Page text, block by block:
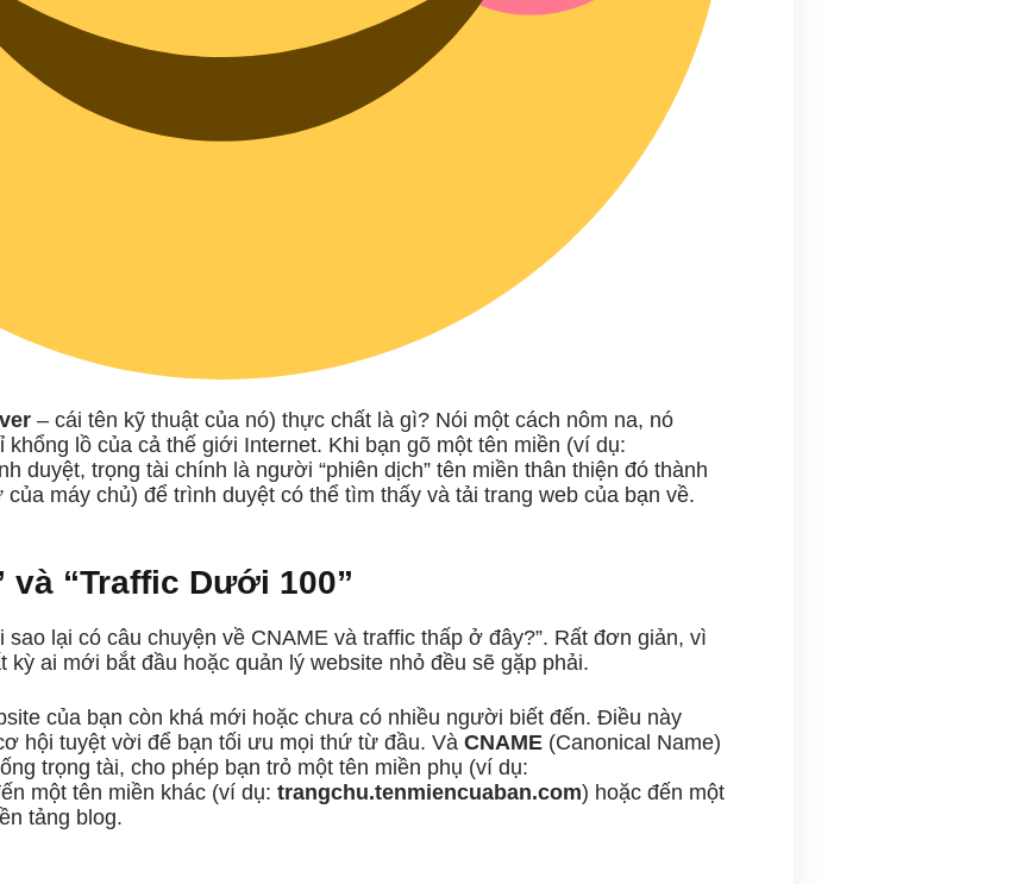
– cái tên kỹ thuật của nó) thực chất là gì? Nói một cách nôm na, nó
lồ của cả thế giới Internet. Khi bạn gõ một tên miền (ví dụ:
duyệt, trọng tài chính là người “phiên dịch” tên miền thân thiện đó thành
máy chủ) để trình duyệt có thể tìm thấy và tải trang web của bạn về.
và “Traffic Dưới 100”
sao lại có câu chuyện về CNAME và traffic thấp ở đây?”. Rất đơn giản, vì
kỳ ai mới bắt đầu hoặc quản lý website nhỏ đều sẽ gặp phải.
của bạn còn khá mới hoặc chưa có nhiều người biết đến. Điều này
hội tuyệt vời để bạn tối ưu mọi thứ từ đầu. Và CNAME (Canonical Name)
trọng tài, cho phép bạn trỏ một tên miền phụ (ví dụ:
một tên miền khác (ví dụ: trangchu.tenmiencuaban.com) hoặc đến một
tảng blog.